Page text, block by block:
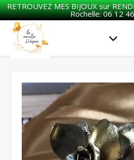
RETROUVEZ MES BIJOUX sur
Rochelle: 06 12